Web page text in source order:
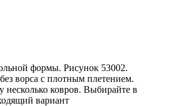
формы. Рисунок 53002.
ворса с плотным плетением.
несколько ковров. Выбирайте в
вариант